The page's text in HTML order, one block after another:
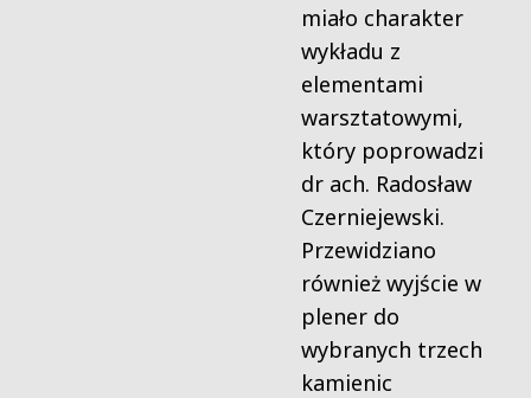
miało charakter
wykładu z
elementami
warsztatowymi,
który poprowadzi
dr ach. Radosław
Czerniejewski.
Przewidziano
również wyjście w
plener do
wybranych trzech
kamienic